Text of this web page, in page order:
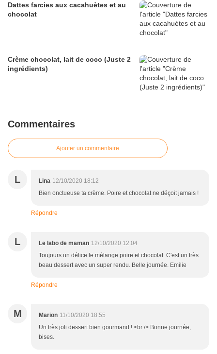
Dattes farcies aux cacahuètes et au
chocolat
Crème chocolat, lait de coco (Juste 2
ingrédients)
Commentaires
Ajouter un commentaire
L Lina 12/10/2020 18:12
Bien onctueuse ta crème. Poire et chocolat ne déçoit jamais !
Répondre
L Le labo de maman 12/10/2020 12:04
Toujours un délice le mélange poire et chocolat. C'est un très
beau dessert avec un super rendu. Belle journée. Emilie
Répondre
M Marion 11/10/2020 18:55
Un très joli dessert bien gourmand ! <br /> Bonne journée,
bises.